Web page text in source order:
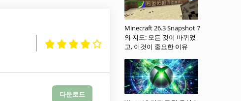
다운로드
Minecraft 26.3 Snapshot 7
의 지도: 모든 것이 바뀌었
고, 이것이 중요한 이유